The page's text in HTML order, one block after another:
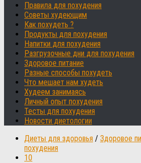
Правила для похудения
Советы худеющим
Как похудеть ?
Продукты для похудения
Напитки для похудения
Разгрузочные дни для похудения
Здоровое питание
Разные способы похудеть
Что мешает нам худеть
Худеем занимаясь
Личный опыт похудения
Тесты для похудения
Новости диетологии
Диеты для здоровья / Здоровое
похудения
10